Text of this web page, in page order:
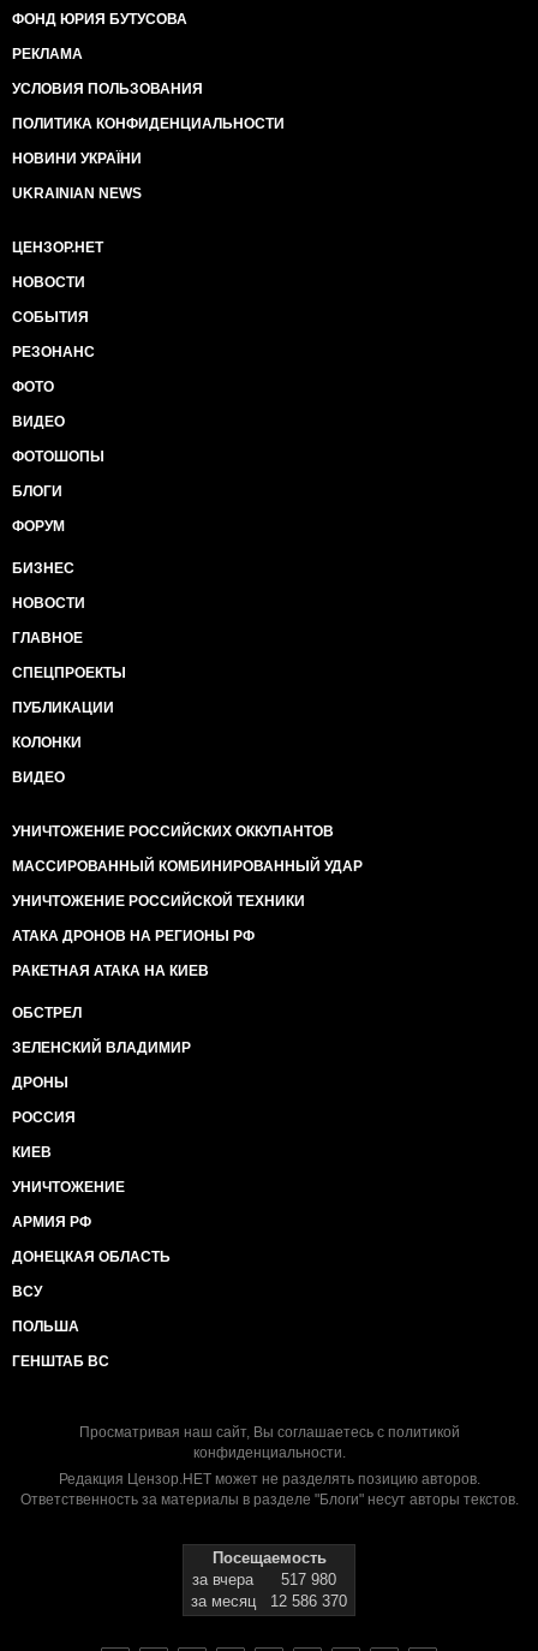
ФОНД ЮРИЯ БУТУСОВА
РЕКЛАМА
УСЛОВИЯ ПОЛЬЗОВАНИЯ
ПОЛИТИКА КОНФИДЕНЦИАЛЬНОСТИ
НОВИНИ УКРАЇНИ
UKRAINIAN NEWS
ЦЕНЗОР.НЕТ
НОВОСТИ
СОБЫТИЯ
РЕЗОНАНС
ФОТО
ВИДЕО
ФОТОШОПЫ
БЛОГИ
ФОРУМ
БИЗНЕС
НОВОСТИ
ГЛАВНОЕ
СПЕЦПРОЕКТЫ
ПУБЛИКАЦИИ
КОЛОНКИ
ВИДЕО
УНИЧТОЖЕНИЕ РОССИЙСКИХ ОККУПАНТОВ
МАССИРОВАННЫЙ КОМБИНИРОВАННЫЙ УДАР
УНИЧТОЖЕНИЕ РОССИЙСКОЙ ТЕХНИКИ
АТАКА ДРОНОВ НА РЕГИОНЫ РФ
РАКЕТНАЯ АТАКА НА КИЕВ
ОБСТРЕЛ
ЗЕЛЕНСКИЙ ВЛАДИМИР
ДРОНЫ
РОССИЯ
КИЕВ
УНИЧТОЖЕНИЕ
АРМИЯ РФ
ДОНЕЦКАЯ ОБЛАСТЬ
ВСУ
ПОЛЬША
ГЕНШТАБ ВС
Просматривая наш сайт, Вы соглашаетесь с политикой
конфиденциальности.
Редакция Цензор.НЕТ может не разделять позицию авторов.
Ответственность за материалы в разделе "Блоги" несут авторы текстов.
Посещаемость
за вчера
517 980
за месяц
12 586 370